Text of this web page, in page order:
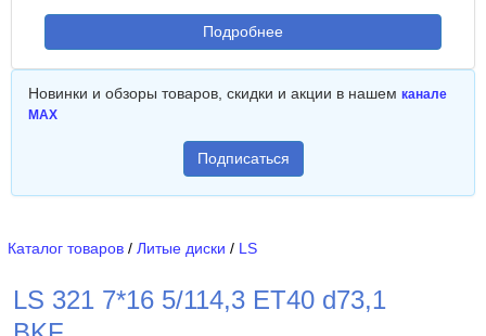
Подробнее
Новинки и обзоры товаров, скидки и акции в нашем канале
MAX
Подписаться
Каталог товаров / Литые диски / LS
LS 321 7*16 5/114,3 ET40 d73,1